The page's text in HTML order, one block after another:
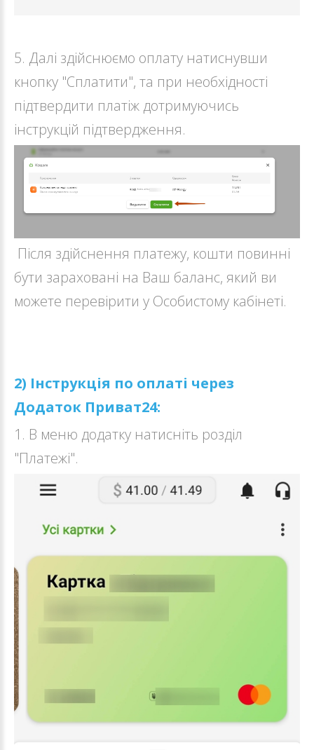
5. Далі здійснюємо оплату натиснувши
кнопку "Сплатити", та при необхідності
підтвердити платіж дотримуючись
інструкцій підтвердження.
Після здійснення платежу, кошти повинні
бути зараховані на Ваш баланс, який ви
можете перевірити у Особистому кабінеті.
2) Інструкція по оплаті через
Додаток Приват24:
1. В меню додатку натисніть розділ
"Платежі".